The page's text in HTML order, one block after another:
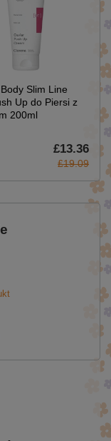
Slim Line
Up do Piersi z
200ml
£13.36
£19.09